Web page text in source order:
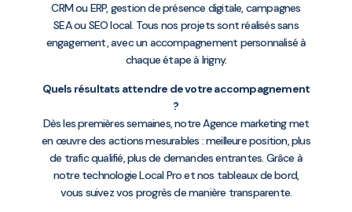
CRM ou ERP, gestion de présence digitale, campagnes
SEA ou SEO local. Tous nos projets sont réalisés sans
engagement, avec un accompagnement personnalisé à
chaque étape à Irigny.
Quels résultats attendre de votre accompagnement
?
Dès les premières semaines, notre Agence marketing met
en œuvre des actions mesurables : meilleure position, plus
de trafic qualifié, plus de demandes entrantes. Grâce à
notre technologie Local Pro et nos tableaux de bord,
vous suivez vos progrès de manière transparente.